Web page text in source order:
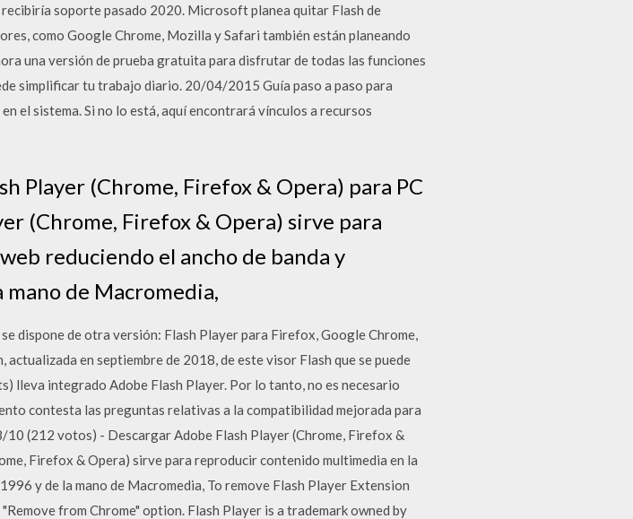
soporte pasado 2020. Microsoft planea quitar Flash de
como Google Chrome, Mozilla y Safari también están planeando
una versión de prueba gratuita para disfrutar de todas las funciones
simplificar tu trabajo diario. 20/04/2015 Guía paso a paso para
el sistema. Si no lo está, aquí encontrará vínculos a recursos
Player (Chrome, Firefox & Opera) para PC
(Chrome, Firefox & Opera) sirve para
reduciendo el ancho de banda y
mano de Macromedia,
dispone de otra versión: Flash Player para Firefox, Google Chrome,
en septiembre de 2018, de este visor Flash que se puede
lleva integrado Adobe Flash Player. Por lo tanto, no es necesario
contesta las preguntas relativas a la compatibilidad mejorada para
10 (212 votos) - Descargar Adobe Flash Player (Chrome, Firefox &
Firefox & Opera) sirve para reproducir contenido multimedia en la
y de la mano de Macromedia, To remove Flash Player Extension
from Chrome" option. Flash Player is a trademark owned by